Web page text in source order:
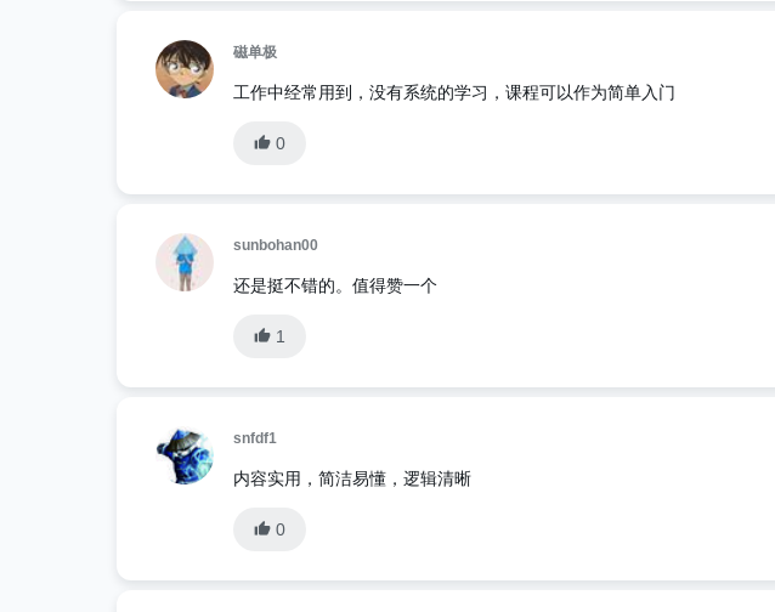
磁单极
工作中经常用到，没有系统的学习，课程可以作为简单入门
0
sunbohan00
还是挺不错的。值得赞一个
1
snfdf1
内容实用，简洁易懂，逻辑清晰
0